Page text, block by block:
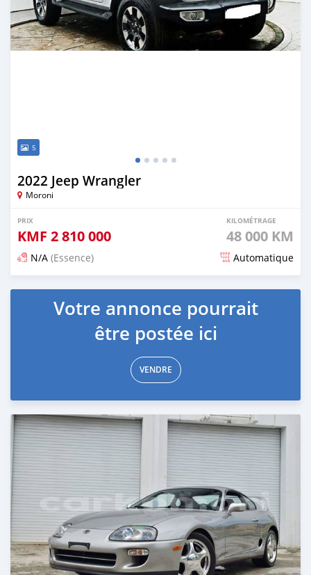
5
2022 Jeep Wrangler
Moroni
PRIX
KMF 2 810 000
KILOMÉTRAGE
48 000 KM
N/A (Essence) Automatique
Publié il y a environ un mois
Votre annonce pourrait
être postée ici
VENDRE